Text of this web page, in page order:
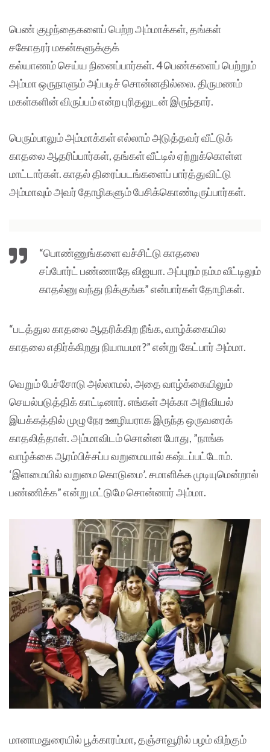
பெண் குழந்தைகளைப் பெற்ற அம்மாக்கள், தங்கள்
சகோதரர் மகன்களுக்குக்
கல்யாணம் செய்ய நினைப்பார்கள். 4 பெண்களைப் பெற்றும்
அம்மா ஒருநாளும் அப்படிச் சொன்னதில்லை. திருமணம்
மகள்களின் விருப்பம் என்ற புரிதலுடன் இருந்தார்.
பெரும்பாலும் அம்மாக்கள் எல்லாம் அடுத்தவர் வீட்டுக்
காதலை ஆதரிப்பார்கள், தங்கள் வீட்டில் ஏற்றுக்கொள்ள
மாட்டார்கள். காதல் திரைப்படங்களைப் பார்த்துவிட்டு
அம்மாவும் அவர் தோழிகளும் பேசிக்கொண்டிருப்பார்கள்.
“பொண்ணுங்களை வச்சிட்டு காதலை
சப்போர்ட் பண்ணாதே விஜயா. அப்புறம் நம்ம வீட்டிலும்
காதல்னு வந்து நிக்குங்க” என்பார்கள் தோழிகள்.
“படத்துல காதலை ஆதரிக்கிற நீங்க, வாழ்க்கையில
காதலை எதிர்க்கிறது நியாயமா?” என்று கேட்பார் அம்மா.
வெறும் பேச்சோடு அல்லாமல், அதை வாழ்க்கையிலும்
செயல்படுத்திக் காட்டினார். எங்கள் அக்கா அறிவியல்
இயக்கத்தில் முழு நேர ஊழியராக இருந்த ஒருவரைக்
காதலித்தாள். அம்மாவிடம் சொன்ன போது, ”நாங்க
வாழ்க்கை ஆரம்பிச்சப்ப வறுமையால் கஷ்டப்பட்டோம்.
‘இளமையில் வறுமை கொடுமை’. சமாளிக்க முடியுமென்றால்
பண்ணிக்க” என்று மட்டுமே சொன்னார் அம்மா.
மானாமதுரையில் பூக்காரம்மா, தஞ்சாவூரில் பழம் விற்கும்